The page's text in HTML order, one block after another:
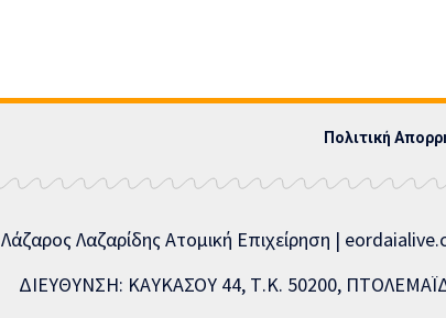
Πολιτική
Λάζαρος Λαζαρίδης Ατομική Επιχείρηση |
ΔΙΕΥΘΥΝΣΗ: ΚΑΥΚΑΣΟΥ 44, Τ.Κ. 50200,